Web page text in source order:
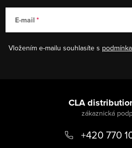
E-mail
Vložením e-mailu souhlasíte s
CLA
+420 770